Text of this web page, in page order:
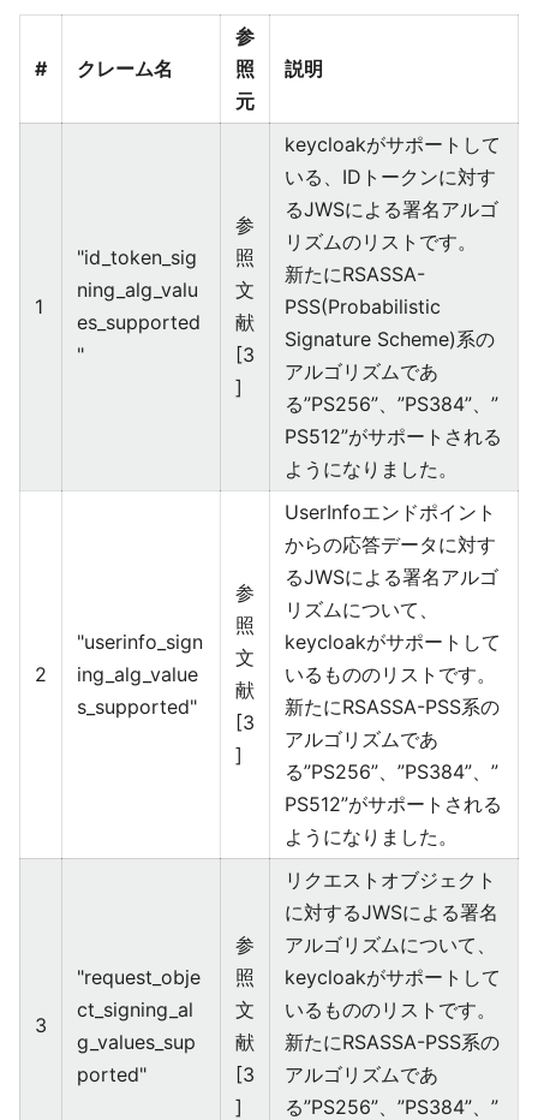
# クレーム名
参
照
元
説明
1
"id_token_sig
ning_alg_valu
es_supported
"
参
照
文
献
[3
]
keycloakがサポートして
いる、IDトークンに対す
るJWSによる署名アルゴ
リズムのリストです。
新たにRSASSA-
PSS(Probabilistic
Signature Scheme)系の
アルゴリズムであ
る”PS256”、”PS384”、”
PS512”がサポートされる
ようになりました。
2
"userinfo_sign
ing_alg_value
s_supported"
参
照
文
献
[3
]
UserInfoエンドポイント
からの応答データに対す
るJWSによる署名アルゴ
リズムについて、
keycloakがサポートして
いるもののリストです。
新たにRSASSA-PSS系の
アルゴリズムであ
る”PS256”、”PS384”、”
PS512”がサポートされる
ようになりました。
3
"request_obje
ct_signing_al
g_values_sup
ported"
参
照
文
献
[3
]
リクエストオブジェクト
に対するJWSによる署名
アルゴリズムについて、
keycloakがサポートして
いるもののリストです。
新たにRSASSA-PSS系の
アルゴリズムであ
る”PS256”、”PS384”、”